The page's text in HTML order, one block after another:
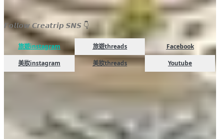
𝙁𝙤𝙡𝙡𝙤𝙬 𝘾𝙧𝙚𝙖𝙩𝙧𝙞𝙥 𝙎𝙉𝙎 👇
旅遊instagram 旅遊threads
Facebook
美妝instagram
美妝threads Youtube
東大門Outlet營業時間是？
現代Outlet東大門店週一至四10:30至21:00；
週五至日10:30至21:30，地址서울 중구 장충단로 13길 20，近東大門歷史